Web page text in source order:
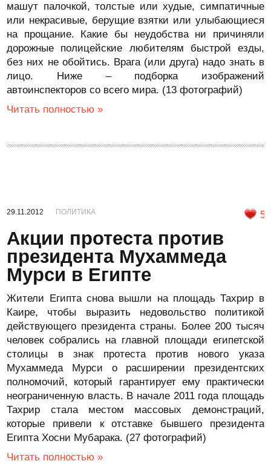
машут палочкой, толстые или худые, симпатичные
или некрасивые, берущие взятки или улыбающиеся
на прощание. Какие бы неудобства ни причиняли
дорожные полицейские любителям быстрой езды,
без них не обойтись. Врага (или друга) надо знать в
лицо. Ниже – подборка изображений
автоинспекторов со всего мира. (13 фотографий)
Читать полностью »
29.11.2012 ПОЛИТИКА 5
Акции протеста против
президента Мухаммеда
Мурси в Египте
Жители Египта снова вышли на площадь Тахрир в
Каире, чтобы выразить недовольство политикой
действующего президента страны. Более 200 тысяч
человек собрались на главной площади египетской
столицы в знак протеста против нового указа
Мухаммеда Мурси о расширении президентских
полномочий, который гарантирует ему практически
неограниченную власть. В начале 2011 года площадь
Тахрир стала местом массовых демонстраций,
которые привели к отставке бывшего президента
Египта Хосни Мубарака. (27 фотографий)
Читать полностью »